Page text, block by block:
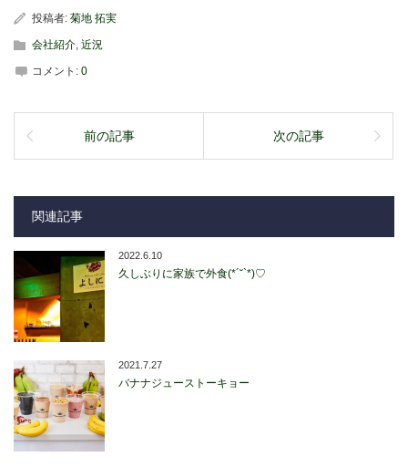
投稿者: 菊地 拓実
会社紹介, 近況
コメント: 0
前の記事 次の記事
関連記事
2022.6.10
久しぶりに家族で外食(*´˘`*)♡
2021.7.27
バナナジューストーキョー